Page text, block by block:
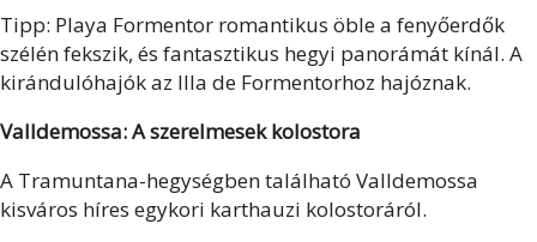
Tipp: Playa Formentor romantikus öble a fenyőerdők
szélén fekszik, és fantasztikus hegyi panorámát kínál. A
kirándulóhajók az Illa de Formentorhoz hajóznak.
Valldemossa: A szerelmesek kolostora
A Tramuntana-hegységben található Valldemossa
kisváros híres egykori karthauzi kolostoráról.